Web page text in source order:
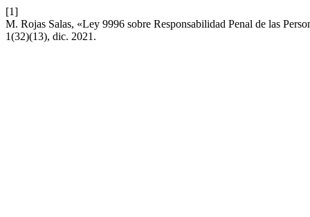
[1]
M. Rojas Salas, «Ley 9996 sobre Responsabilidad Penal de las
1(32)(13), dic. 2021.